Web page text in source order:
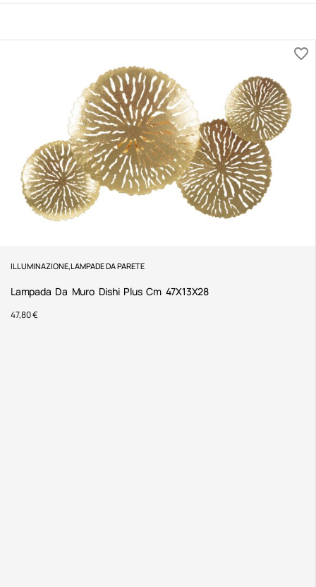
ILLUMINAZIONE,LAMPADE DA PARETE
Lampada Da Muro Dishi Plus Cm 47X13X28
47,80€